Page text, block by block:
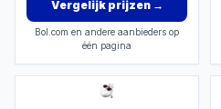
Vergelijk prijzen→
Bol.com en andere aanbieders op
één pagina